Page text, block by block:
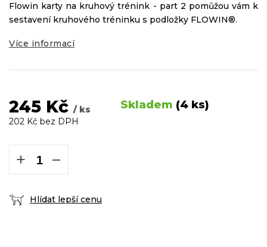
245 Kč / ks Skladem (4 ks)
202 Kč bez DPH
+ −
Hlídat lepší cenu
Flowin karty na kruhový trénink - part 2 pomůžou vám k
sestavení kruhového tréninku s podložky FLOWIN®.
Více informací